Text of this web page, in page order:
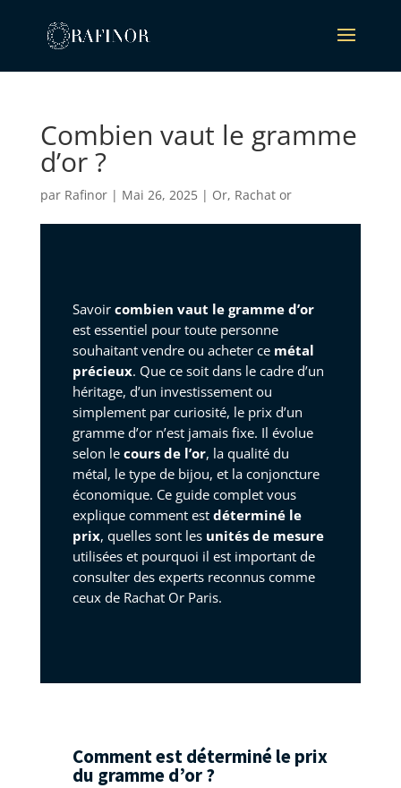
Combien vaut le gramme
d’or ?
par Rafinor| Mai 26, 2025| Or, Rachat or
Savoir combien vaut le gramme d’or
est essentiel pour toute personne
souhaitant vendre ou acheter ce métal
précieux. Que ce soit dans le cadre d’un
héritage, d’un investissement ou
simplement par curiosité, le prix d’un
gramme d’or n’est jamais fixe. Il évolue
selon le cours de l’or, la qualité du
métal, le type de bijou, et la conjoncture
économique. Ce guide complet vous
explique comment est déterminé le
prix, quelles sont les unités de mesure
utilisées et pourquoi il est important de
consulter des experts reconnus comme
ceux de Rachat Or Paris.
Comment est déterminé le prix
du gramme d’or ?